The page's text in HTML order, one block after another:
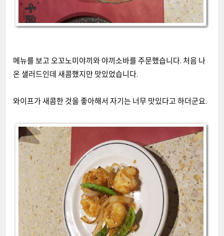
메뉴를 보고 오꼬노미야끼와 야끼소바를 주문했습니다. 처음 나
온 샐러드인데 새콤했지만 맛있었습니다.
와이프가 새콤한 것을 좋아해서 자기는 너무 맛있다고 하더군요.